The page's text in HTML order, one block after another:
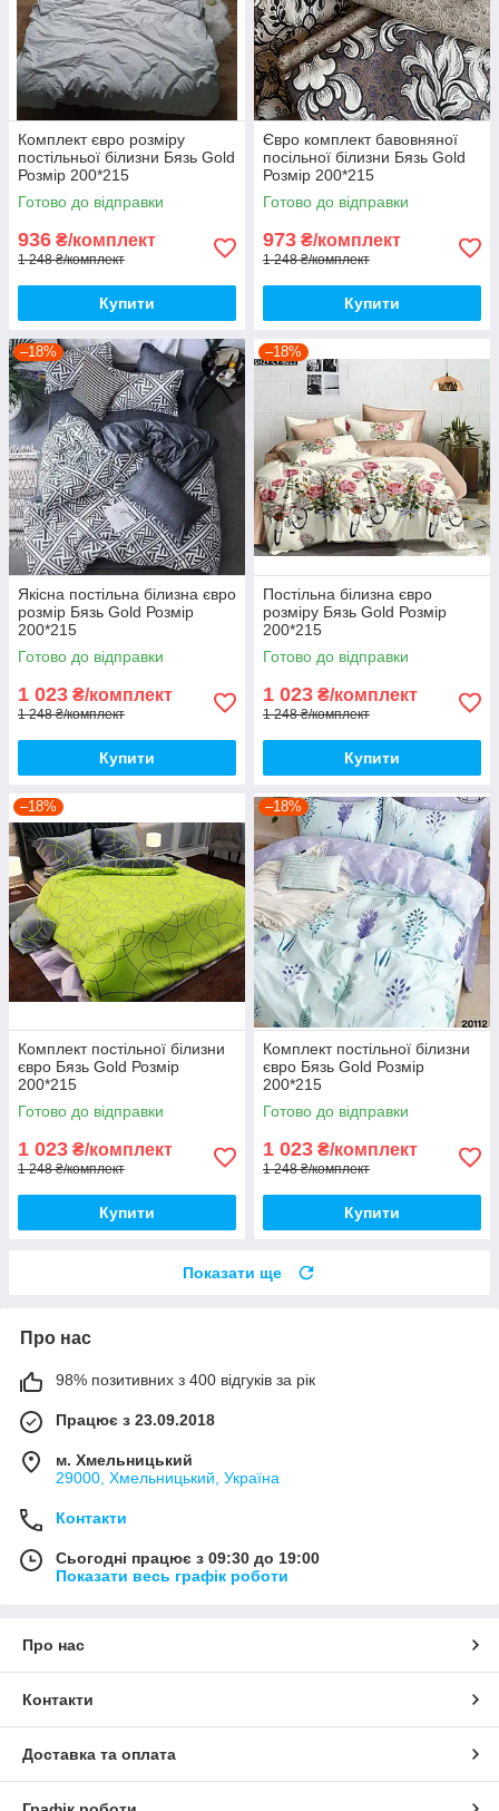
Комплект євро розміру
постільньої білизни Бязь Gold
Розмір 200*215
Готово до відправки
936 ₴/комплект
1 248 ₴/комплект
Купити
Євро комплект бавовняної
посільної білизни Бязь Gold
Розмір 200*215
Готово до відправки
973 ₴/комплект
1 248 ₴/комплект
Купити
–18%
Якісна постільна білизна євро
розмір Бязь Gold Розмір
200*215
Готово до відправки
1 023 ₴/комплект
1 248 ₴/комплект
Купити
–18%
Постільна білизна євро
розміру Бязь Gold Розмір
200*215
Готово до відправки
1 023 ₴/комплект
1 248 ₴/комплект
Купити
–18%
Комплект постільної білизни
євро Бязь Gold Розмір
200*215
Готово до відправки
1 023 ₴/комплект
1 248 ₴/комплект
Купити
–18%
Комплект постільної білизни
євро Бязь Gold Розмір
200*215
Готово до відправки
1 023 ₴/комплект
1 248 ₴/комплект
Купити
Показати ще
Про нас
98% позитивних з 400 відгуків за рік
Працює з 23.09.2018
м. Хмельницький
29000, Хмельницький, Україна
Контакти
Сьогодні працює з 09:30 до 19:00
Показати весь графік роботи
Про нас
Контакти
Доставка та оплата